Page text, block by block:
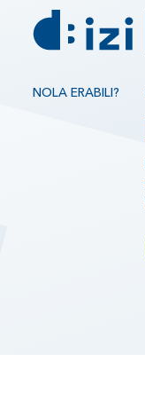
NOLA ERABILI?